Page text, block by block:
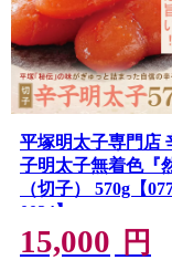
組んでいきたいと
ていることを、ぜ
平塚明太子専門店
子明太子無着色『
（切子） 570g【
0024】
15,000 円